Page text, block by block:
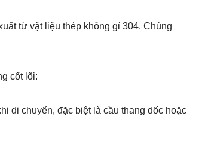
từ vật liệu thép không gỉ 304. Chúng
cốt lõi:
di chuyển, đặc biệt là cầu thang dốc hoặc